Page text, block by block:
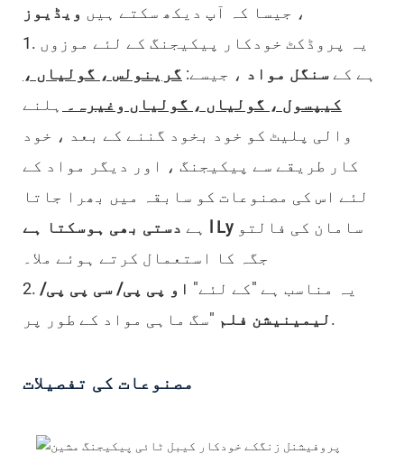
، جیسا کہ آپ دیکھ سکتے ہیں ویڈیوز
1. یہ پروڈکٹ خودکار پیکیجنگ کے لئے موزوں
ہے کےسنگل مواد ، جیسے:گرینولس ، گولیاں ،
کیپسول ، گولیاں ، گولیاں وغیرہ۔ہلنے
والی پلیٹ کو خود بخود گننے کے بعد ، خود
کار طریقے سے پیکیجنگ ، اور دیگر مواد کے
لئے اس کی مصنوعات کو سابقہ ​​میں بھرا جاتا
ہے lLy سامان کی فالتو
جگہ کا استعمال کرتے ہوئے ملا۔
2. یہ مناسب ہے "کے لئے" او پی پی/ سی پی پی/
لیمینیشن فلم"سگ ماہی مواد کے طور پر.
مصنوعات کی تفصیلات